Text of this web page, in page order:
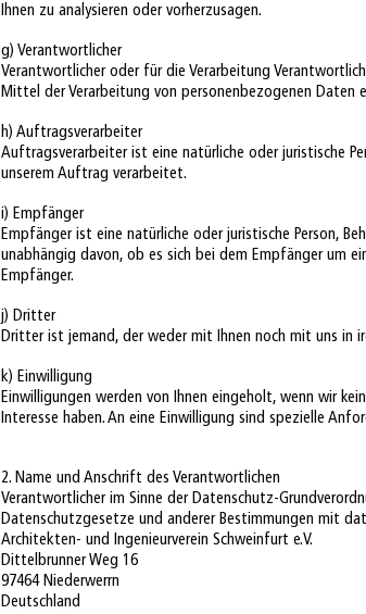
Ihnen zu analysieren oder vorherzusagen.
g) Verantwortlicher
Verantwortlicher oder für die Verarbeitung
Mittel der Verarbeitung von personenbezogenen Daten
h) Auftragsverarbeiter
Auftragsverarbeiter ist eine natürliche oder juristische
unserem Auftrag verarbeitet.
i) Empfänger
Empfänger ist eine natürliche oder juristische Person,
unabhängig davon, ob es sich bei dem Empfänger um
Empfänger.
j) Dritter
Dritter ist jemand, der weder mit Ihnen noch mit uns in
k) Einwilligung
Einwilligungen werden von Ihnen eingeholt, wenn wir
Interesse haben. An eine Einwilligung sind spezielle
2. Name und Anschrift des Verantwortlichen
Verantwortlicher im Sinne der Datenschutz-
Datenschutzgesetze und anderer Bestimmungen mit
Architekten- und Ingenieurverein Schweinfurt e.V.
Dittelbrunner Weg 16
97464 Niederwerrn
Deutschland